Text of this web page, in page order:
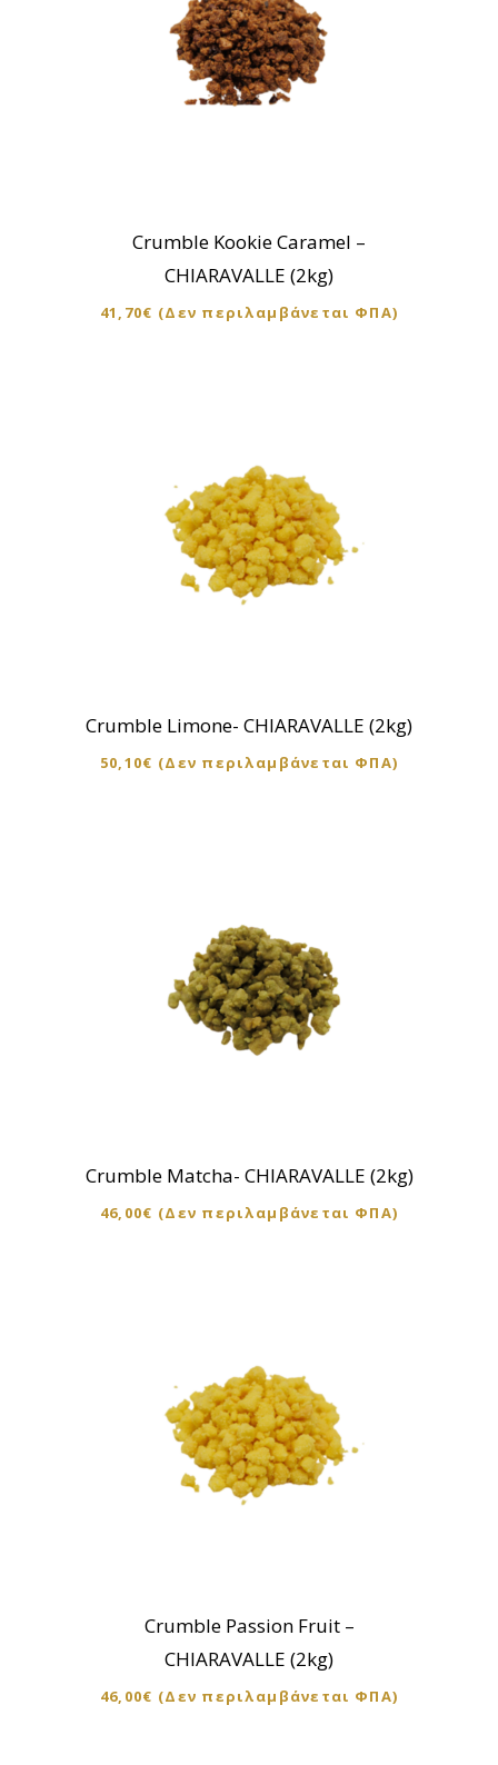
Crumble Kookie Caramel –
CHIARAVALLE (2kg)
41,70€ (Δεν περιλαμβάνεται ΦΠΑ)
Crumble Limone- CHIARAVALLE (2kg)
50,10€ (Δεν περιλαμβάνεται ΦΠΑ)
Crumble Matcha- CHIARAVALLE (2kg)
46,00€ (Δεν περιλαμβάνεται ΦΠΑ)
Crumble Passion Fruit –
CHIARAVALLE (2kg)
46,00€ (Δεν περιλαμβάνεται ΦΠΑ)